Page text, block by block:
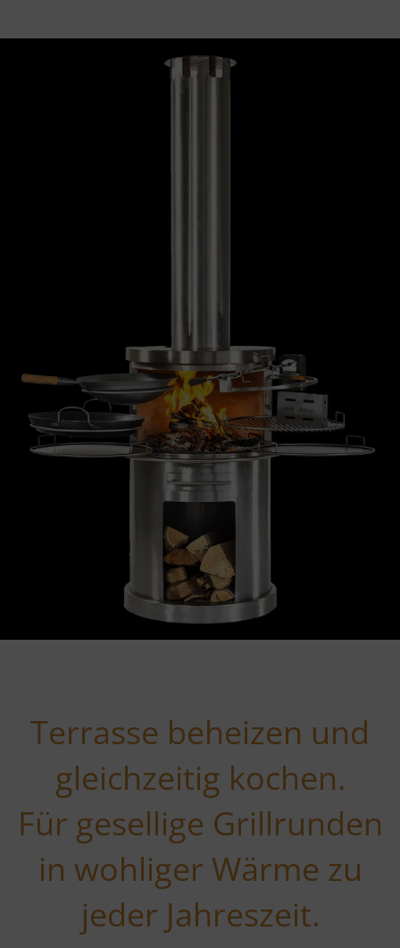
Terrasse beheizen und
gleichzeitig kochen.
Für gesellige Grillrunden
in wohliger Wärme zu
jeder Jahreszeit.